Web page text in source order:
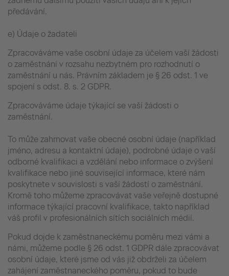
předávání.
e) Údaje o žadateli
Zpracováváme vaše osobní údaje za účelem vaší žádosti
o zaměstnání v rozsahu nezbytném pro rozhodnutí o
zaměstnání u nás. Právním základem je § 26 odst. 1 ve
spojení s odst. 8. s. 2 GDPR.
Zpracováváme údaje týkající se vaší žádosti o
zaměstnání.
To může zahrnovat vaše obecné osobní údaje (například
jméno, adresu a kontaktní údaje), podrobné údaje o vaší
odborné kvalifikaci a vzdělání nebo informace o zvýšení
kvalifikace nebo jiné související informace, které nám
poskytnete v souvislosti s vaší žádostí o zaměstnání.
Kromě toho můžeme zpracovávat vaše veřejně dostupné
informace týkající pracovní kvalifikace, takto například
váš profil v profesionálních sítích sociálních médií.
Pokud dojde k zaměstnaneckému poměru mezi vámi a
námi, můžeme podle § 26 odst. 1 GDPR dále zpracovávat
osobní údaje, které jsme od vás již obdrželi za účelem
zahájení zaměstnaneckého poměru, pokud to bude